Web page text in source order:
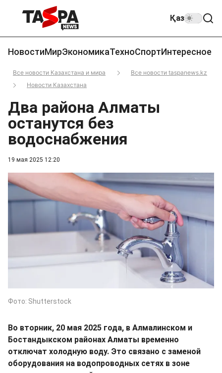
Қаз
НовостиМирЭкономикаТехноСпортИнтересное
Все новости Казахстана и мира
Все новости taspanews.kz
Новости Казахстана
19 мая 2025 12:20
Два района Алматы
останутся без
водоснабжения
Фото: Shutterstock
Во вторник, 20 мая 2025 года, в Алмалинском и
Бостандыкском районах Алматы временно
отключат холодную воду. Это связано с заменой
оборудования на водопроводных сетях в зоне